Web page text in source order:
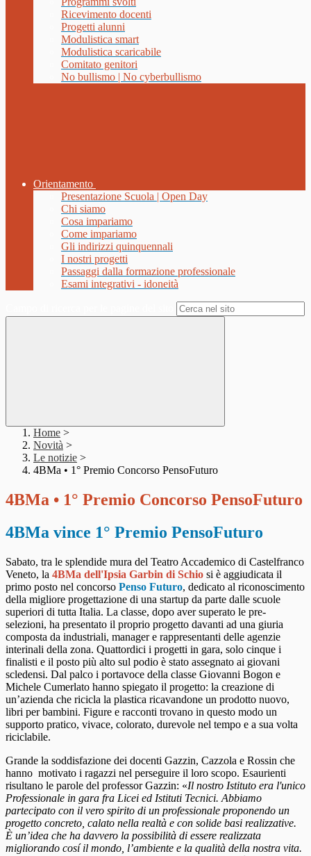
Ricevimento docenti
Progetti alunni
Modulistica smart
Modulistica scaricabile
Comitato genitori
No bullismo | No cyberbullismo
Orientamento
Presentazione Scuola | Open Day
Chi siamo
Cosa impariamo
Come impariamo
Gli indirizzi quinquennali
I nostri progetti
Passaggi dalla formazione professionale
Esami integrativi - idoneità
Home >
Novità >
Le notizie >
4BMa • 1° Premio Concorso PensoFuturo
4BMa • 1° Premio Concorso PensoFuturo
4BMa vince 1° Premio PensoFuturo
Sabato, tra le splendide mura del Teatro Accademico di Castelfranco
Veneto, la 4BMa dell'Ipsia Garbin di Schio si è aggiudicata il
primo posto nel concorso Penso Futuro, dedicato al riconoscimento
della migliore progettazione di una startup da parte dalle scuole
superiori di tutta Italia. La classe, dopo aver superato le pre-
selezioni, ha presentato il proprio progetto davanti ad una giuria
composta da industriali, manager e rappresentanti delle agenzie
interinali della zona. Quattordici i progetti in gara, solo cinque i
finalisti e il posto più alto sul podio è stato assegnato ai giovani
scledensi. Dal palco i portavoce della classe Giovanni Bogon e
Michele Cumerlato hanno spiegato il progetto: la creazione di
un’azienda che ricicla la plastica ricavandone un prodotto nuovo,
libri per bambini. Figure e racconti trovano in questo modo un
supporto pratico, vivace, colorato, durevole nel tempo e a sua volta
riciclabile.
Grande la soddisfazione dei docenti Gazzin, Cazzola e Rossin che
hanno motivato i ragazzi nel perseguire il loro scopo. Esaurienti
risultano le parole del professorGazzin: «Il nostro Istituto era l'unico
Professionale in gara fra Licei ed Istituti Tecnici. Abbiamo
partecipato con il vero spirito di un professionale proponendo un
progetto concreto, calato nella realtà e con solide basi realizzative.
È un’idea che ha davvero la possibilità di essere realizzata
migliorando cosí il mondo, l’ambiente e la qualità della nostra vita.